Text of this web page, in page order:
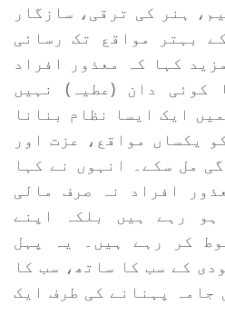
ہنر کی ترقی، سازگار
بہتر مواقع تک رسائی
کہا کہ معذور افراد
کوئی دان (عطیہ) نہیں
ایک ایسا نظام بنانا
یکساں مواقع، عزت اور
مل سکے۔ انہوں نے کہا
افراد نہ صرف مالی
رہے ہیں بلکہ اپنے
کر رہے ہیں۔ یہ پہل
کے سب کا ساتھ، سب کا
جامہ پہنانے کی طرف ایک